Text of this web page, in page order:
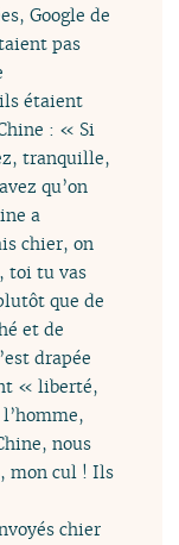
Google de
pas
étaient
: « Si
tranquille,
qu’on
a
chier, on
toi tu vas
que de
et de
drapée
« liberté,
nous
mon cul ! Ils
chier